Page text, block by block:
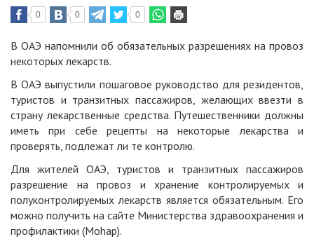
0 0 0
В ОАЭ напомнили об обязательных разрешениях на провоз
некоторых лекарств.
В ОАЭ выпустили пошаговое руководство для резидентов,
туристов и транзитных пассажиров, желающих ввезти в
страну лекарственные средства. Путешественники должны
иметь при себе рецепты на некоторые лекарства и
проверять, подлежат ли те контролю.
Для жителей ОАЭ, туристов и транзитных пассажиров
разрешение на провоз и хранение контролируемых и
полуконтролируемых лекарств является обязательным. Его
можно получить на сайте Министерства здравоохранения и
профилактики (Mohap).